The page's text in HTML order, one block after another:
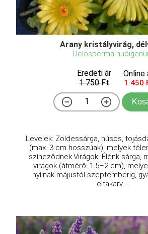
Arany kristályvirág,
Delosperma
Eredeti ár
1 750 Ft
Online
1 450
Levelek: Zöldessárga, húsos,
(max. 3 cm hosszúak), melyek
színeződnek.Virágok: Élénk sárga,
virágok (átmérő: 1.5–2 cm),
nyílnak májustól szeptemberig,
eltakarv ...